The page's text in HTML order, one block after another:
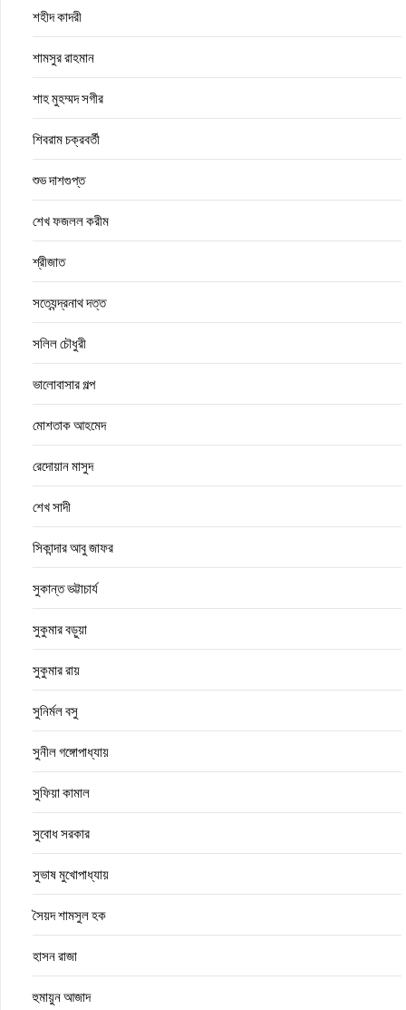
শহীদ কাদরী
শামসুর রাহমান
শাহ মুহম্মদ সগীর
শিবরাম চক্রবর্তী
শুভ দাশগুপ্ত
শেখ ফজলল করীম
শ্রীজাত
সত্যেন্দ্রনাথ দত্ত
সলিল চৌধুরী
ভালোবাসার গল্প
মোশতাক আহমেদ
রেদোয়ান মাসুদ
শেখ সাদী
সিকান্দার আবু জাফর
সুকান্ত ভট্টাচার্য
সুকুমার বড়ুয়া
সুকুমার রায়
সুনির্মল বসু
সুনীল গঙ্গোপাধ্যায়
সুফিয়া কামাল
সুবোধ সরকার
সুভাষ মুখোপাধ্যায়
সৈয়দ শামসুল হক
হাসন রাজা
হুমায়ুন আজাদ